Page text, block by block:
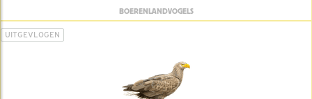
BOERENLANDVOGELS
UITGEVLOGEN